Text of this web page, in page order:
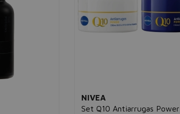
NIVEA
Set Q10 Antiarrugas Power